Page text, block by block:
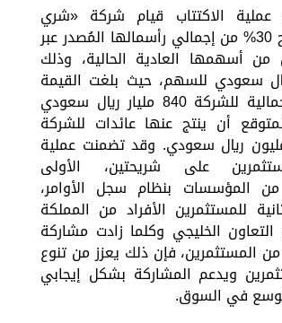
الاكتتاب قيام شركة «شري
للتجارة» بطرح 30% من إجمالي رأسمالها المُصدر عبر
من أسهمها العادية الحالية، وذلك
28 ريال سعودي للسهم، حيث بلغت القيمة
السوقية الإجمالية للشركة 840 مليار ريال سعودي
أن ينتج عنها عائدات للشركة
252 مليون ريال سعودي. وقد تضمنت عملية
على شريحتين، الأولى
من المؤسسات بنظام سجل الأوامر،
للمستثمرين الأفراد من المملكة
الخليجي وكلما زادت مشاركة
المستثمرين، فإن ذلك يعزز من تنوع
ويدعم المشاركة بشكل إيجابي
في السوق.